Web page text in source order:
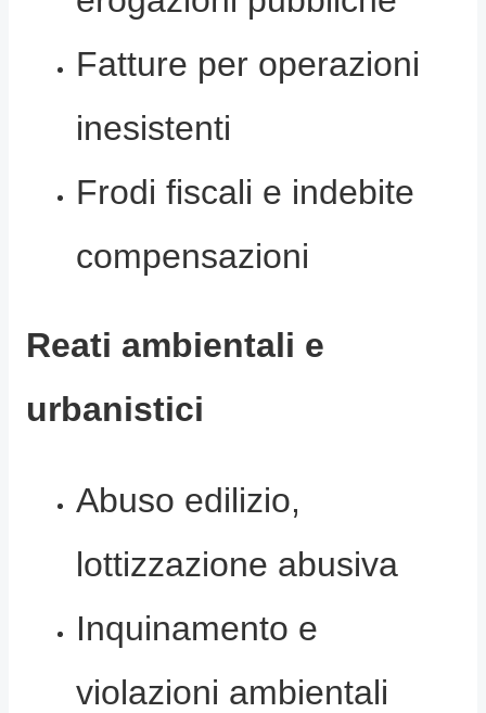
Fatture per operazioni
inesistenti
Frodi fiscali e indebite
compensazioni
Reati ambientali e
urbanistici
Abuso edilizio,
lottizzazione abusiva
Inquinamento e
violazioni ambientali